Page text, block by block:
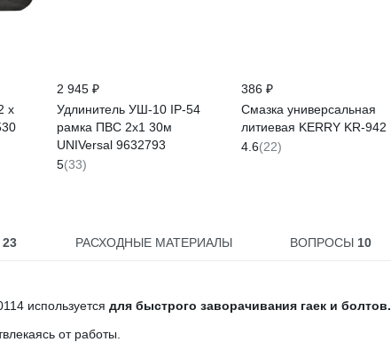
x
2 945 ₽
Удлинитель УШ-10 IP-54
рамка ПВС 2x1 30м
UNIVersal 9632793
5(33)
386 ₽
Смазка универсальная
литиевая KERRY KR-942
4.6(22)
23 РАСХОДНЫЕ МАТЕРИАЛЫ ВОПРОСЫ 10
используется для быстрого заворачивания гаек и болтов.
от работы.